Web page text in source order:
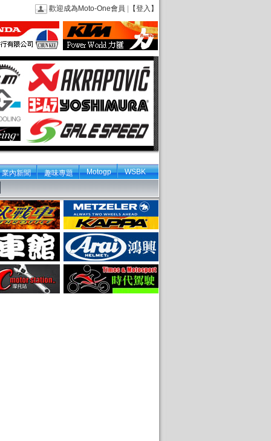
歡迎成為Moto-One會員 【登入】
業內新聞 趣味專題 Motogp WSBK